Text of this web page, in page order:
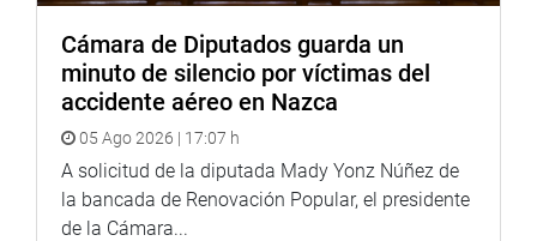
Cámara de Diputados guarda un
minuto de silencio por víctimas del
accidente aéreo en Nazca
05 Ago 2026 | 17:07 h
A solicitud de la diputada Mady Yonz Núñez de
la bancada de Renovación Popular, el presidente
de la Cámara...